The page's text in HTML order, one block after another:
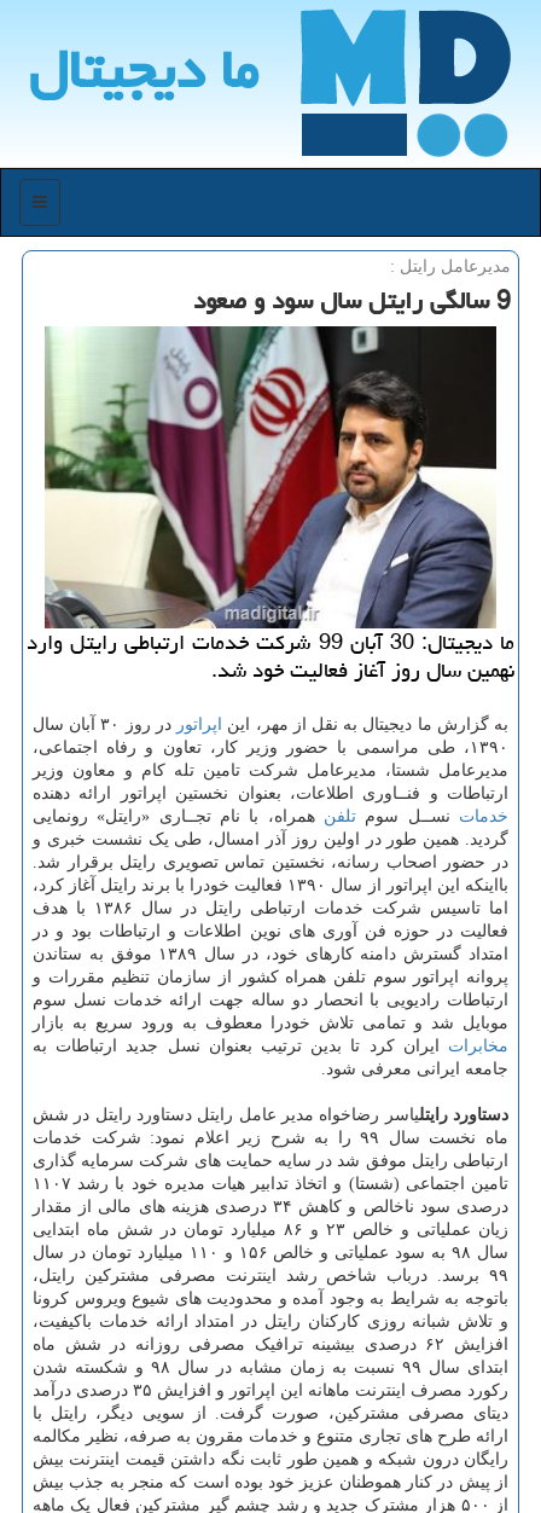
ما دیجیتال
منو
مدیرعامل رایتل :
9 سالگی رایتل سال سود و صعود
ما دیجیتال: 30 آبان 99 شركت خدمات ارتباطی رایتل وارد
نهمین سال روز آغاز فعالیت خود شد.
به گزارش ما دیجیتال به نقل از مهر، این اپراتور
در روز ۳۰ آبان سال
۱۳۹۰، طی مراسمی با حضور وزیر کار، تعاون و رفاه اجتماعی،
مدیرعامل شستا، مدیرعامل شرکت تامین تله کام و معاون وزیر
ارتباطات و فنــاوری اطلاعات، بعنوان نخستین اپراتور ارائه دهنده
خدمات نســل سوم تلفن همراه، با نام تجــاری «رایتل» رونمایی
گردید. همین طور در اولین روز آذر امسال، طی یک نشست خبری و
در حضور اصحاب رسانه، نخستین تماس تصویری رایتل برقرار شد.
بااینکه این اپراتور از سال ۱۳۹۰ فعالیت خودرا با برند رایتل آغاز کرد،
اما تاسیس شرکت خدمات ارتباطی رایتل در سال ۱۳۸۶ با هدف
فعالیت در حوزه فن آوری های نوین اطلاعات و ارتباطات بود و در
امتداد گسترش دامنه کارهای خود، در سال ۱۳۸۹ موفق به ستاندن
پروانه اپراتور سوم تلفن همراه کشور از سازمان تنظیم مقررات و
ارتباطات رادیویی با انحصار دو ساله جهت ارائه خدمات نسل سوم
موبایل شد و تمامی تلاش خودرا معطوف به ورود سریع به بازار
مخابرات ایران کرد تا بدین ترتیب بعنوان نسل جدید ارتباطات به
جامعه ایرانی معرفی شود.
دستاورد رایتلیاسر رضاخواه مدیر عامل رایتل دستاورد رایتل در شش
ماه نخست سال ۹۹ را به شرح زیر اعلام نمود: شرکت خدمات
ارتباطی رایتل موفق شد در سایه حمایت های شرکت سرمایه گذاری
تامین اجتماعی (شستا) و اتخاذ تدابیر هیات مدیره خود با رشد ۱۱۰۷
درصدی سود ناخالص و کاهش ۳۴ درصدی هزینه های مالی از مقدار
زیان عملیاتی و خالص ۲۳ و ۸۶ میلیارد تومان در شش ماه ابتدایی
سال ۹۸ به سود عملیاتی و خالص ۱۵۶ و ۱۱۰ میلیارد تومان در سال
۹۹ برسد. درباب شاخص رشد اینترنت مصرفی مشترکین رایتل،
باتوجه به شرایط به وجود آمده و محدودیت های شیوع ویروس کرونا
و تلاش شبانه روزی کارکنان رایتل در امتداد ارائه خدمات باکیفیت،
افزایش ۶۲ درصدی بیشینه ترافیک مصرفی روزانه در شش ماه
ابتدای سال ۹۹ نسبت به زمان مشابه در سال ۹۸ و شکسته شدن
رکورد مصرف اینترنت ماهانه این اپراتور و افزایش ۳۵ درصدی درآمد
دیتای مصرفی مشترکین، صورت گرفت. از سویی دیگر، رایتل با
ارائه طرح های تجاری متنوع و خدمات مقرون به صرفه، نظیر مکالمه
رایگان درون شبکه و همین طور ثابت نگه داشتن قیمت اینترنت بیش
از پیش در کنار هموطنان عزیز خود بوده است که منجر به جذب بیش
از ۵۰۰ هزار مشترک جدید و رشد چشم گیر مشترکین فعال یک ماهه